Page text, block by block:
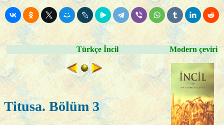
Türkçe İncil Modern çeviri
Titusa. Bölüm 3